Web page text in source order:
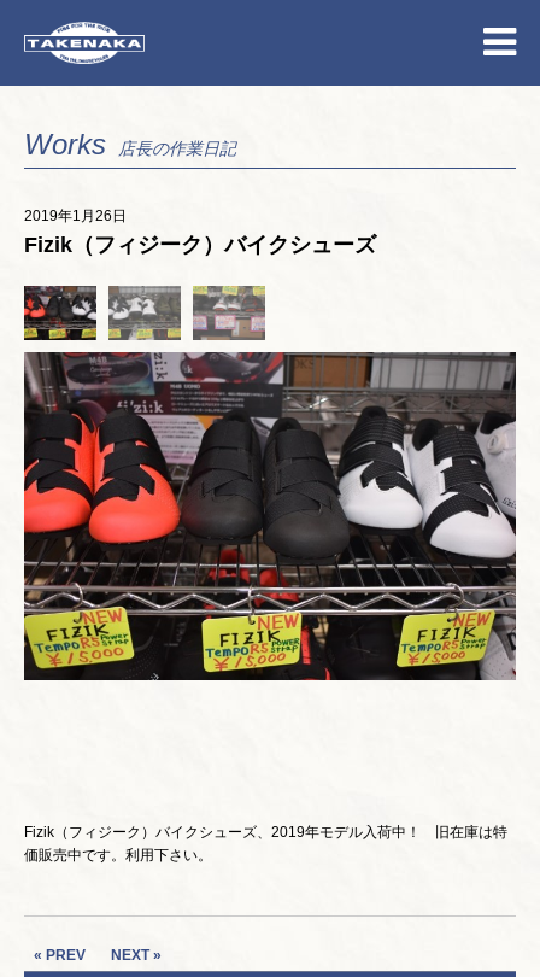
Works 店長の作業日記
2019年1月26日
Fizik（フィジーク）バイクシューズ
Fizik（フィジーク）バイクシューズ、2019年モデル入荷中！ 旧在庫は特
価販売中です。利用下さい。
« PREV
NEXT »